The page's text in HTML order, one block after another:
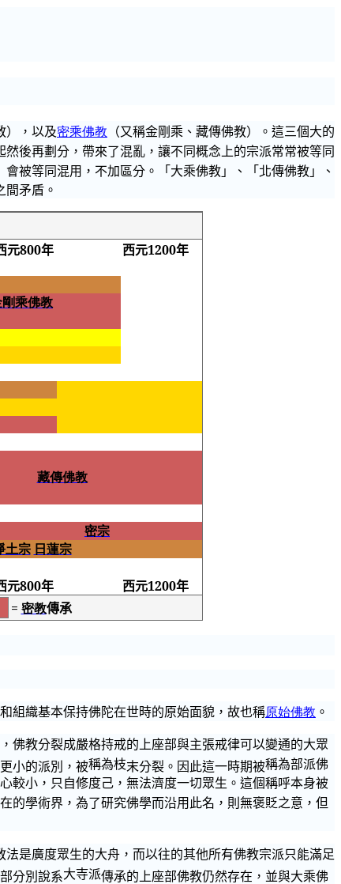
），以及密乘佛教 （又稱金剛乘、藏傳佛教）。這三個大的
後再劃分，帶來了混亂，讓不同概念上的宗派常常被等同
被等同混用，不加區分。「大乘佛教」、「北傳佛教」、
矛盾。
元800年 西元1200年
乘佛教
藏傳佛教
密宗
土宗 日蓮宗
元800年 西元1200年
= 密教傳承
組織基本保持佛陀在世時的原始面貌，故也稱原始佛教 。
佛教分裂成嚴格持戒的上座部與主張戒律可以變通的大眾
更小的派別，被稱為枝末分裂。因此這一時期被稱為部派佛
較小，只自修度己， 無法濟度一切眾生。這個稱呼本身被
在的學術界，為了研究佛學而沿用此名，則無褒貶之意，但
法是廣度眾生的大舟 ，而以往的其他所有佛教宗派只能滿足
分別說系大寺派傳承的上座部佛教仍然存在，並與大乘佛